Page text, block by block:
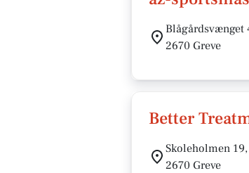
Blågårdsvænget
2670 Greve
Better
Skoleholmen 19,
2670 Greve